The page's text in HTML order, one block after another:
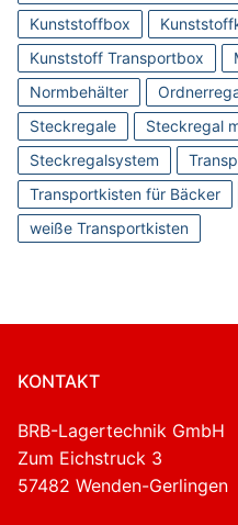
Kunststoffbox
Kunststoff Transportbox
Normbehälter
Steckregale
Steckregal
Steckregalsystem
Transportkisten für Bäcker
weiße Transportkisten
KONTAKT
BRB-Lagertechnik GmbH
Zum Eichstruck 3
57482 Wenden-Gerlingen